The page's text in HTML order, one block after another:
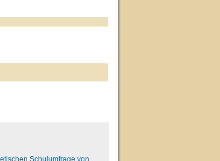
Schulumfrage von